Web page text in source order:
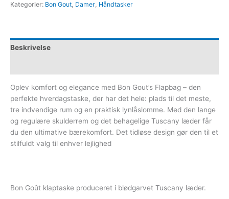
Kategorier: Bon Gout, Damer, Håndtasker
Beskrivelse
Oplev komfort og elegance med Bon Gout’s Flapbag – den
perfekte hverdagstaske, der har det hele: plads til det meste,
tre indvendige rum og en praktisk lynlåslomme. Med den lange
og regulære skulderrem og det behagelige Tuscany læder får
du den ultimative bærekomfort. Det tidløse design gør den til et
stilfuldt valg til enhver lejlighed
Bon Goût klaptaske produceret i blødgarvet Tuscany læder.